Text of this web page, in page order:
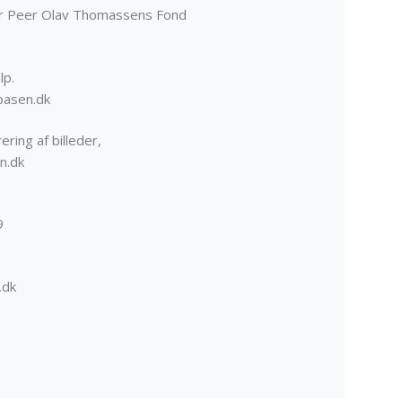
Olav Thomassens Fond
af billeder,